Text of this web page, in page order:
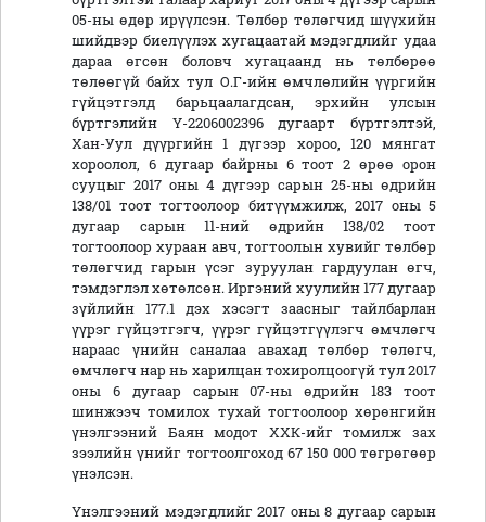
05-ны өдөр ирүүлсэн. Төлбөр төлөгчид шүүхийн
шийдвэр биелүүлэх хугацаатай мэдэгдлийг удаа
дараа өгсөн боловч хугацаанд нь төлбөрөө
төлөөгүй байх тул О.Г-ийн өмчлөлийн үүргийн
гүйцэтгэлд барьцаалагдсан, эрхийн улсын
бүртгэлийн Ү-2206002396 дугаарт бүртгэлтэй,
Хан-Уул дүүргийн 1 дүгээр хороо, 120 мянгат
хороолол, 6 дугаар байрны 6 тоот 2 өрөө орон
сууцыг 2017 оны 4 дүгээр сарын 25-ны өдрийн
138/01 тоот тогтоолоор битүүмжилж, 2017 оны 5
дугаар сарын 11-ний өдрийн 138/02 тоот
тогтоолоор хураан авч, тогтоолын хувийг төлбөр
төлөгчид гарын үсэг зуруулан гардуулан өгч,
тэмдэглэл хөтөлсөн. Иргэний хуулийн 177 дугаар
зүйлийн 177.1 дэх хэсэгт заасныг тайлбарлан
үүрэг гүйцэтгэгч, үүрэг гүйцэтгүүлэгч өмчлөгч
нараас үнийн саналаа авахад төлбөр төлөгч,
өмчлөгч нар нь харилцан тохиролцоогүй тул 2017
оны 6 дугаар сарын 07-ны өдрийн 183 тоот
шинжээч томилох тухай тогтоолоор хөрөнгийн
үнэлгээний Баян модот ХХК-ийг томилж зах
зээлийн үнийг тогтоолгоход 67 150 000 төгрөгөөр
үнэлсэн.
Үнэлгээний мэдэгдлийг 2017 оны 8 дугаар сарын